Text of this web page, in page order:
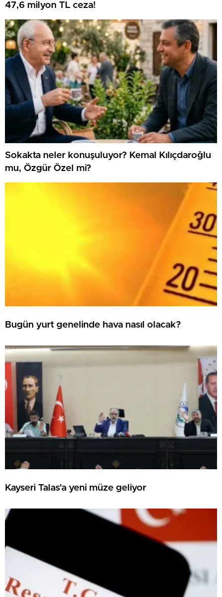
47,6 milyon TL ceza!
Sokakta neler konuşuluyor? Kemal Kılıçdaroğlu
mu, Özgür Özel mi?
Bugün yurt genelinde hava nasıl olacak?
Kayseri Talas’a yeni müze geliyor